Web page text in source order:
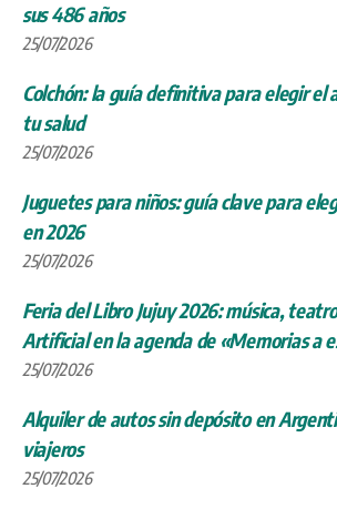
sus 486 años
25/07/2026
Colchón: la guía definitiva para elegir el
tu salud
25/07/2026
Juguetes para niños: guía clave para
en 2026
25/07/2026
Feria del Libro Jujuy 2026: música,
Artificial en la agenda de «Memorias a
25/07/2026
Alquiler de autos sin depósito en
viajeros
25/07/2026